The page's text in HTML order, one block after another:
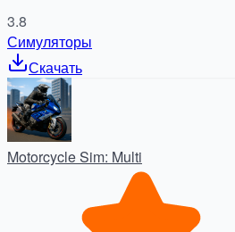
3.8
Симуляторы
Скачать
Motorcycle Sim: Multi